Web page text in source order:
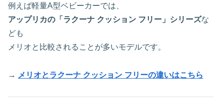
例えば軽量A型ベビーカーでは、
アップリカの「ラクーナ クッション フリー」シリーズな
ども
メリオと比較されることが多いモデルです。
→ メリオとラクーナ クッション フリーの違いはこちら